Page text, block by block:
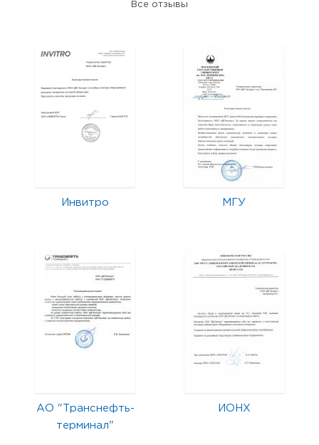
Все отзывы
Инвитро МГУ
АО "Транснефть-
терминал"
ИОНХ